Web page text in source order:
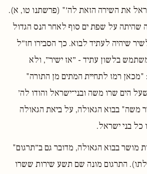
את השירה הזאת לה׳" (פרשתנו טו, א).
שהיתה על שפת ים סוף לאחר הנס הגדול
שיהיה לעתיד לבוא. כך הסבירו חז״ל
בלשון עתיד - ״אז ישיר״, ולא
רמז לתחיית המתים מן התורה"
הים שרו משה ובני־ישראל והודו לה׳
משה" בבוא הגאולה, על ביאת הגאולה
כל בני ישראל.
מושר בבוא הגאולה, מדובר גם ב״תרגום"
התרגום מונה שם תשע שירות ששרו